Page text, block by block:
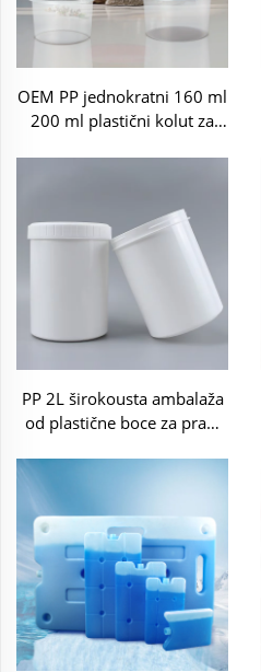
OEM PP jednokratni 160 ml
200 ml plastični kolut za
PP 2L širokousta ambalaža
od plastične boce za prah,